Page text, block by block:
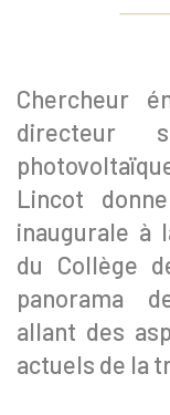
Chercheur
directeur
Lincot
inaugurale à
du Collège
panorama
allant des
actuels de la